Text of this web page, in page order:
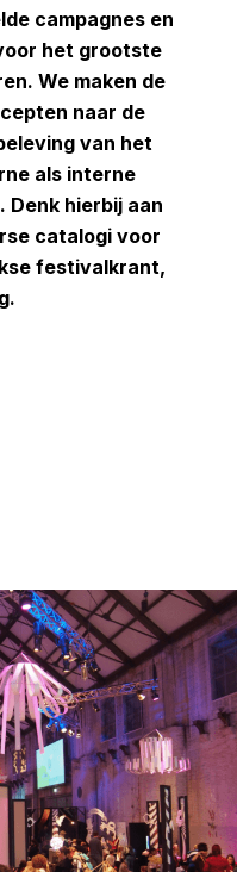
campagnes en
het grootste
We maken de
naar de
van het
als interne
Denk hierbij aan
catalogi voor
festivalkrant,